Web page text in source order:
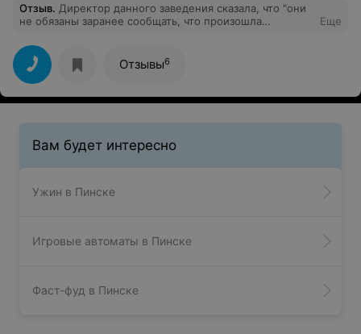
Отзыв. Директор данного заведения сказала, что "они
не обязаны заранее сообщать, что произошла
выдавать книгу предложений и замечаний. Ужасное
место, оставляющее ужасное впечатление(((
Еще
Отзывы6
Вам будет интересно
Ужин в Пинске
Игровые автоматы в Пинске
Фаст-фуд в Пинске